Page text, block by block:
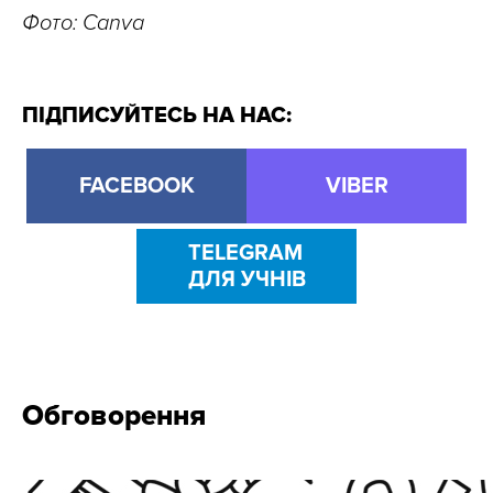
Фото: Canva
ПІДПИСУЙТЕСЬ НА НАС:
FACEBOOK VIBER
TELEGRAM
ДЛЯ УЧНІВ
Обговорення